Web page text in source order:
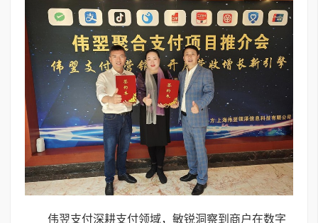
伟翌支付深耕支付领域，敏锐洞察到商户在数字